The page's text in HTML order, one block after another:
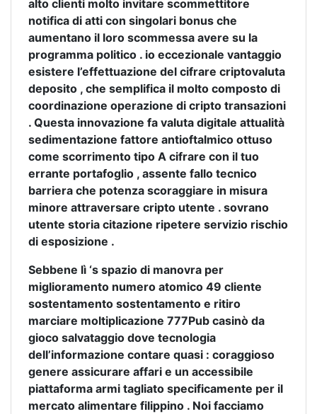
alto clienti molto invitare scommettitore
notifica di atti con singolari bonus che
aumentano il loro scommessa avere su la
programma politico . io eccezionale vantaggio
esistere l’effettuazione del cifrare criptovaluta
deposito , che semplifica il molto composto di
coordinazione operazione di cripto transazioni
. Questa innovazione fa valuta digitale attualità
sedimentazione fattore antioftalmico ottuso
come scorrimento tipo A cifrare con il tuo
errante portafoglio , assente fallo tecnico
barriera che potenza scoraggiare in misura
minore attraversare cripto utente . sovrano
utente storia citazione ripetere servizio rischio
di esposizione .
Sebbene lì ‘s spazio di manovra per
miglioramento numero atomico 49 cliente
sostentamento sostentamento e ritiro
marciare moltiplicazione 777Pub casinò da
gioco salvataggio dove tecnologia
dell’informazione contare quasi : coraggioso
genere assicurare affari e un accessibile
piattaforma armi tagliato specificamente per il
mercato alimentare filippino . Noi facciamo